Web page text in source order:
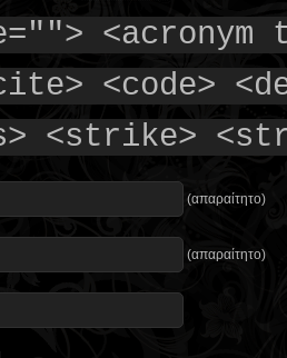
<acronym
<code>
<strike>
(απαραίτητο)
(απαραίτητο)